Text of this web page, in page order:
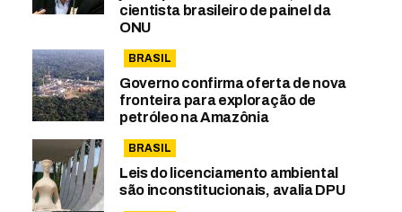
cientista brasileiro de painel da
ONU
BRASIL
Governo confirma oferta de nova
fronteira para exploração de
petróleo na Amazônia
BRASIL
Leis do licenciamento ambiental
são inconstitucionais, avalia DPU